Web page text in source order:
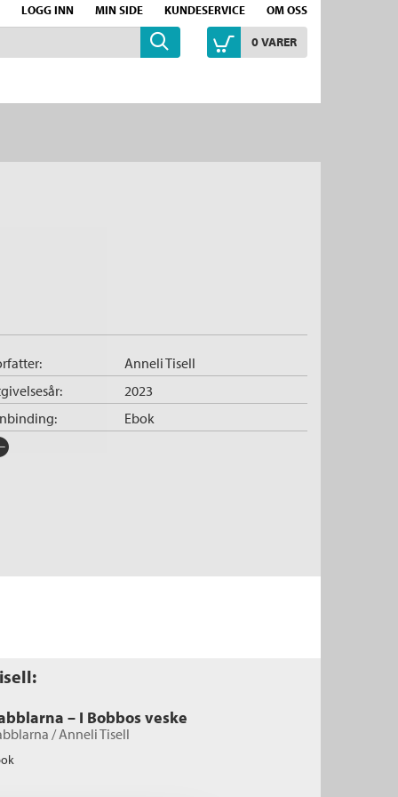
LOGG INN MIN SIDE KUNDESERVICE OM OSS
0VARER
Anneli Tisell
Ebok
2023
– I Bobbos veske
/Anneli Tisell